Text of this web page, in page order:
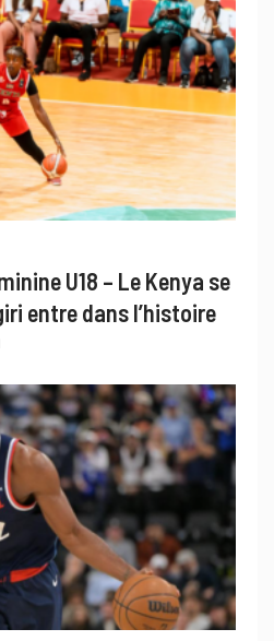
U18 – Le Kenya se
entre dans l’histoire